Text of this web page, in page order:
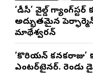
‘డీసీ’ వైల్డ్
అద్భుతమైన
మాథేశ్వరన్
‘కొరియన్ కనకరాజు’
ఎంటర్‌టైనర్. రెండు